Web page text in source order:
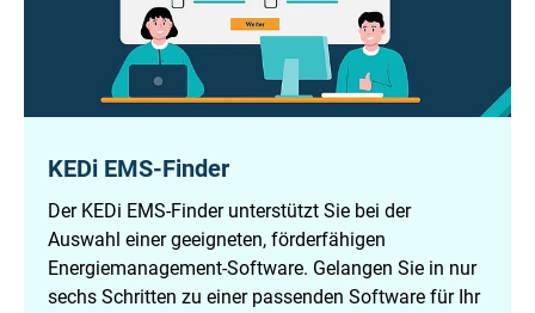
KEDi EMS-Finder
Der KEDi EMS-Finder unterstützt Sie bei der
Auswahl einer geeigneten, förderfähigen
Energiemanagement-Software. Gelangen Sie in nur
sechs Schritten zu einer passenden Software für Ihr